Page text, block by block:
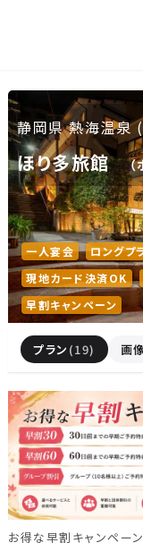
人気エリア
石和
伊豆長岡
いわき湯本
山中
北海道・東北
北海道(13)
福島県(26)
関東
栃木県(17)
静岡県 熱海温泉 (
ほり多旅館
一人宴会 ロングプ
現地カード決済OK
早割キャンペーン
プラン (19) 画
お得な早割キャンペー